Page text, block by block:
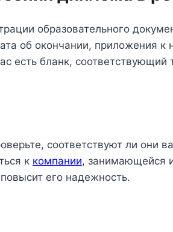
образовательного
об окончании,
есть бланк,
соответствуют ли
к компании, занимающейся
его надежность.